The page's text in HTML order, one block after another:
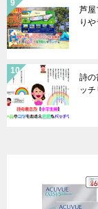
芦屋
り
詩の
ッチ